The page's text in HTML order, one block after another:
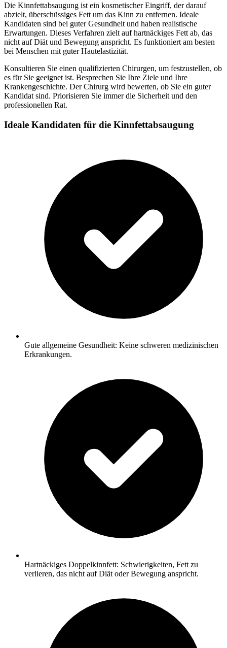
Die Kinnfettabsaugung ist ein kosmetischer Eingriff, der darauf
abzielt, überschüssiges Fett um das Kinn zu entfernen. Ideale
Kandidaten sind bei guter Gesundheit und haben realistische
Erwartungen. Dieses Verfahren zielt auf hartnäckiges Fett ab, das
nicht auf Diät und Bewegung anspricht. Es funktioniert am besten
bei Menschen mit guter Hautelastizität.
Konsultieren Sie einen qualifizierten Chirurgen, um festzustellen, ob
es für Sie geeignet ist. Besprechen Sie Ihre Ziele und Ihre
Krankengeschichte. Der Chirurg wird bewerten, ob Sie ein guter
Kandidat sind. Priorisieren Sie immer die Sicherheit und den
professionellen Rat.
Ideale Kandidaten für die Kinnfettabsaugung
Gute allgemeine Gesundheit: Keine schweren medizinischen
Erkrankungen.
Hartnäckiges Doppelkinnfett: Schwierigkeiten, Fett zu
verlieren, das nicht auf Diät oder Bewegung anspricht.